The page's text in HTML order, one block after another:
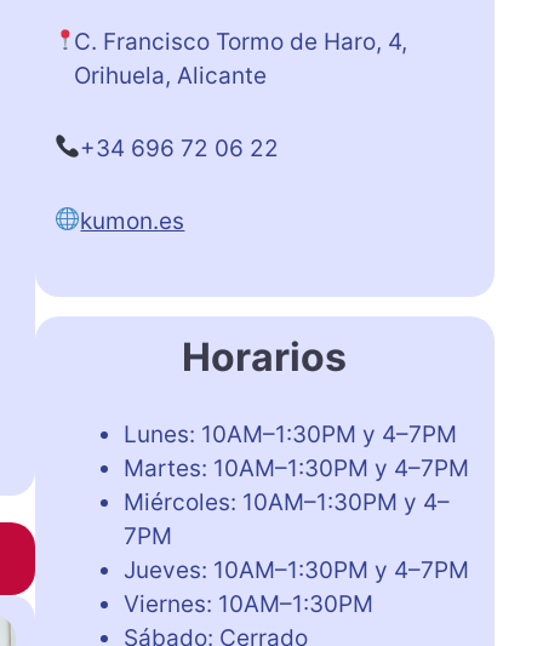
C. Francisco Tormo de Haro, 4,
Orihuela, Alicante
+34 696 72 06 22
kumon.es
Horarios
Lunes: 10AM–1:30PM y 4–7PM
Martes: 10AM–1:30PM y 4–7PM
Miércoles: 10AM–1:30PM y 4–
7PM
Jueves: 10AM–1:30PM y 4–7PM
Viernes: 10AM–1:30PM
Sábado: Cerrado